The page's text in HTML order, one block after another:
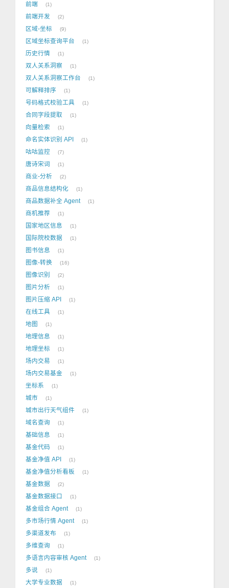
前端 1
前端开发 2
区域-坐标 9
区域坐标查询平台 1
历史行情 1
双人关系洞察 1
双人关系洞察工作台 1
可解释排序 1
号码格式校验工具 1
合同字段提取 1
向量检索 1
命名实体识别 API 1
咕咕监控 7
唐诗宋词 1
商业-分析 2
商品信息结构化 1
商品数据补全 Agent 1
商机推荐 1
国家地区信息 1
国际院校数据 1
图书信息 1
图像-转换 16
图像识别 2
图片分析 1
图片压缩 API 1
在线工具 1
地图 1
地理信息 1
地理坐标 1
场内交易 1
场内交易基金 1
坐标系 1
城市 1
城市出行天气组件 1
域名查询 1
基础信息 1
基金代码 1
基金净值 API 1
基金净值分析看板 1
基金数据 2
基金数据接口 1
基金组合 Agent 1
多市场行情 Agent 1
多渠道发布 1
多维查询 1
多语言内容审核 Agent 1
多说 1
大学专业数据 1